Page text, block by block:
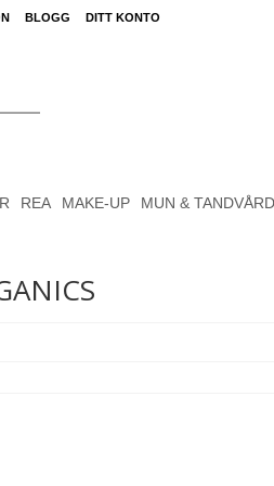
BLOGG DITT KONTO
REA MAKE-UP MUN & TANDVÅRD